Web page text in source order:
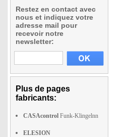
Restez en contact avec
nous et indiquez votre
adresse mail pour
recevoir notre
newsletter:
Plus de pages
fabricants:
CASAcontrol Funk-Klingelnn
ELESION